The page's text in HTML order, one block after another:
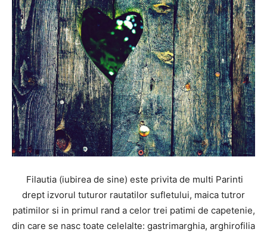
Filautia (iubirea de sine) este privita de multi Parinti
drept izvorul tuturor rautatilor sufletului, maica tutror
patimilor si in primul rand a celor trei patimi de capetenie,
din care se nasc toate celelalte: gastrimarghia, arghirofilia